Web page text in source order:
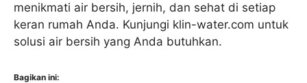
menikmati air bersih, jernih, dan sehat di setiap
keran rumah Anda. Kunjungi klin-water.com untuk
solusi air bersih yang Anda butuhkan.
Bagikan ini: